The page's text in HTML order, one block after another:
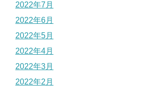
2022年7月
2022年6月
2022年5月
2022年4月
2022年3月
2022年2月